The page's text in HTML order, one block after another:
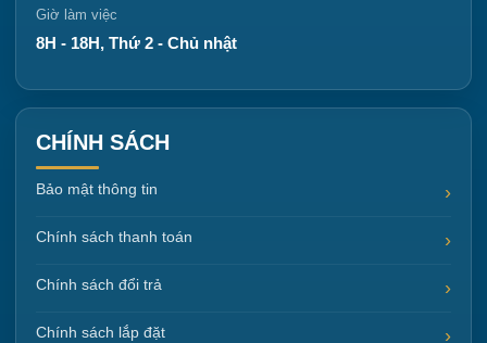
Giờ làm việc
8H - 18H, Thứ 2 - Chủ nhật
CHÍNH SÁCH
Bảo mật thông tin
Chính sách thanh toán
Chính sách đổi trả
Chính sách lắp đặt